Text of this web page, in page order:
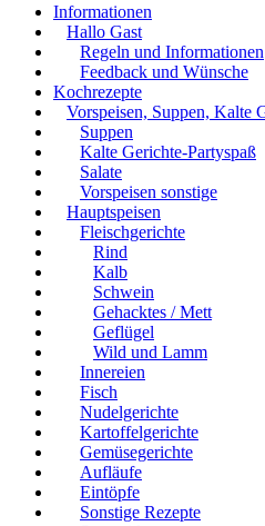
Informationen
Hallo Gast
Regeln und Informationen
Feedback und Wünsche
Kochrezepte
Vorspeisen, Suppen, Kalte
Suppen
Kalte Gerichte-Partyspaß
Salate
Vorspeisen sonstige
Hauptspeisen
Fleischgerichte
Rind
Kalb
Schwein
Gehacktes / Mett
Geflügel
Wild und Lamm
Innereien
Fisch
Nudelgerichte
Kartoffelgerichte
Gemüsegerichte
Aufläufe
Eintöpfe
Sonstige Rezepte